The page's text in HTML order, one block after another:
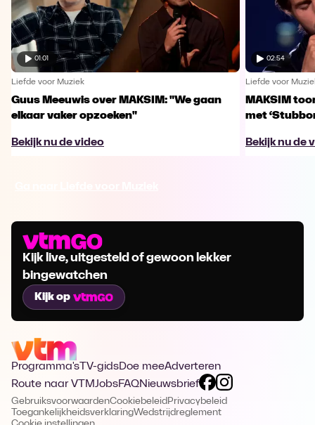
01:01
Liefde voor Muziek
Guus Meeuwis over MAKSIM: "We gaan
elkaar vaker opzoeken"
Bekijk nu de video
02:54
Liefde voor
MAKSIM
met
Bekijk nu de
Kijk live, uitgesteld of gewoon lekker
bingewatchen
Kijk op
Programma's TV-gidsDoe meeAdverteren
Route naar VTMJobsFAQNieuwsbrief
GebruiksvoorwaardenCookiebeleid Privacybeleid
ToegankelijkheidsverklaringWedstrijdreglement